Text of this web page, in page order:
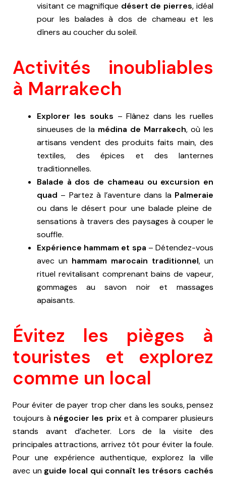
visitant ce magnifique désert de pierres, idéal
pour les balades à dos de chameau et les
dîners au coucher du soleil.
Activités inoubliables
à Marrakech
Explorer les souks – Flânez dans les ruelles
sinueuses de la médina de Marrakech, où les
artisans vendent des produits faits main, des
textiles, des épices et des lanternes
traditionnelles.
Balade à dos de chameau ou excursion en
quad – Partez à l’aventure dans la Palmeraie
ou dans le désert pour une balade pleine de
sensations à travers des paysages à couper le
souffle.
Expérience hammam et spa – Détendez-vous
avec un hammam marocain traditionnel, un
rituel revitalisant comprenant bains de vapeur,
gommages au savon noir et massages
apaisants.
Évitez les pièges à
touristes et explorez
comme un local
Pour éviter de payer trop cher dans les souks, pensez
toujours à négocier les prixet à comparer plusieurs
stands avant d’acheter. Lors de la visite des
principales attractions, arrivez tôt pour éviter la foule.
Pour une expérience authentique, explorez la ville
avec un guide local qui connaît les trésors cachés